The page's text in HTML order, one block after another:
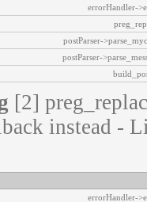
errorHandler-
postParser-
postParser-
[2]
instead -
errorHandler-